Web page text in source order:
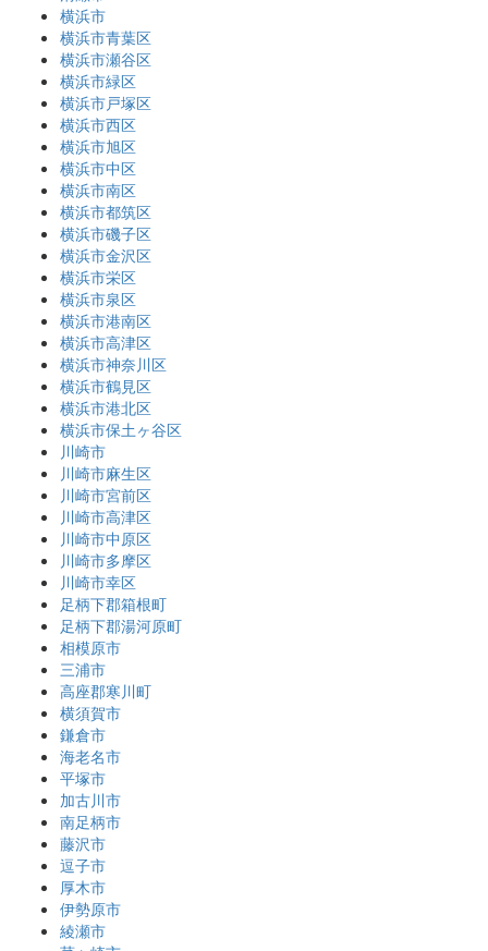
横浜市
横浜市青葉区
横浜市瀬谷区
横浜市緑区
横浜市戸塚区
横浜市西区
横浜市旭区
横浜市中区
横浜市南区
横浜市都筑区
横浜市磯子区
横浜市金沢区
横浜市栄区
横浜市泉区
横浜市港南区
横浜市高津区
横浜市神奈川区
横浜市鶴見区
横浜市港北区
横浜市保土ヶ谷区
川崎市
川崎市麻生区
川崎市宮前区
川崎市高津区
川崎市中原区
川崎市多摩区
川崎市幸区
足柄下郡箱根町
足柄下郡湯河原町
相模原市
三浦市
高座郡寒川町
横須賀市
鎌倉市
海老名市
平塚市
加古川市
南足柄市
藤沢市
逗子市
厚木市
伊勢原市
綾瀬市